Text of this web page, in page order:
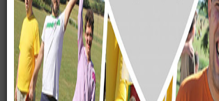
hozzájárult a sikerhez, hogy Söréd község
befogadta a sérült fiatalokat, és a környező
együtt sok személyi és természetbeni
tábornak. Ma már évente több mint 100
sérült, többnyire Székesfehérvárott illetve
gyermeket és fiatalt nyaraltatunk.